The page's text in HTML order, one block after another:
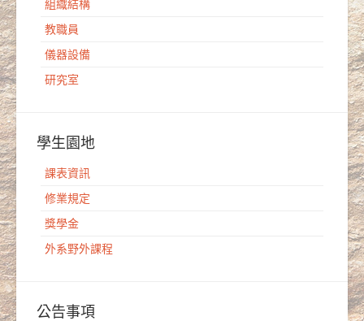
組織結構
教職員
儀器設備
研究室
學生園地
課表資訊
修業規定
獎學金
外系野外課程
公告事項